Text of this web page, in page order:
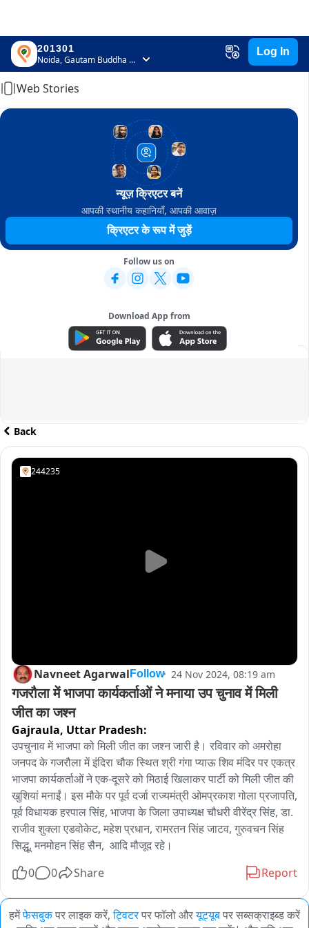
201301
Noida, Gautam Buddha Nagar, Uttar Pradesh
Log In
Home
Web Stories
न्यूज़ क्रिएटर बनें
आपकी स्थानीय कहानियाँ, आपकी आवाज़
क्रिएटर के रूप में जुड़ें
Follow us on
Download App from
ADVERTISEMENT
Back
244235
Navneet Agarwal Follow 24 Nov 2024, 08:19 am
गजरौला में भाजपा कार्यकर्ताओं ने मनाया उप चुनाव में मिली
जीत का जश्न
Gajraula, Uttar Pradesh:
उपचुनाव में भाजपा को मिली जीत का जश्न जारी है। रविवार को अमरोहा
जनपद के गजरौला में इंदिरा चौक स्थित श्री गंगा प्याऊ शिव मंदिर पर एकत्र
भाजपा कार्यकर्ताओं ने एक-दूसरे को मिठाई खिलाकर पार्टी को मिली जीत की
खुशियां मनाईं। इस मौके पर पूर्व दर्जा राज्यमंत्री ओमप्रकाश गोला प्रजापति,
पूर्व विधायक हरपाल सिंह, भाजपा के जिला उपाध्यक्ष चौधरी वीरेंद्र सिंह, डा.
राजीव शुक्ला एडवोकेट, महेश प्रधान, रामरतन सिंह जाटव, गुरुवचन सिंह
सिद्धू, मनमोहन सिंह सैन,  आदि मौजूद रहे।
0
0 Share Report
हमेंफेसबुकपर लाइक करें, ट्विटरपर फॉलो औरयूट्यूबपर सब्सक्राइब्ड करें